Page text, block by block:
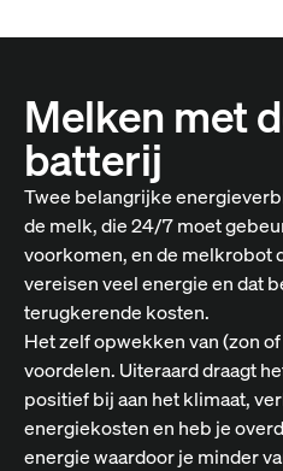
Melken met
batterij
Twee belangrijke
de melk, die 24/7 moet
voorkomen, en de melkrobot
vereisen veel energie en dat
terugkerende kosten.
Het zelf opwekken van (zon
voordelen. Uiteraard draagt
positief bij aan het klimaat,
energiekosten en heb je
energie waardoor je minder